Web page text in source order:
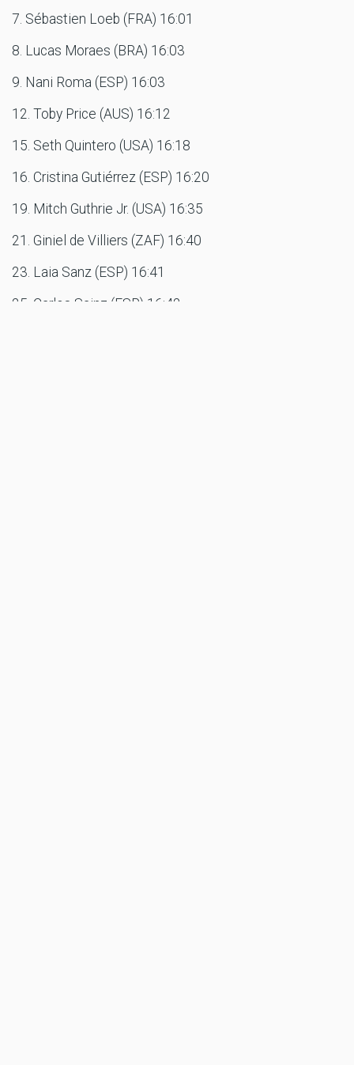
7. Sébastien Loeb (FRA) 16:01
8. Lucas Moraes (BRA) 16:03
9. Nani Roma (ESP) 16:03
12. Toby Price (AUS) 16:12
15. Seth Quintero (USA) 16:18
16. Cristina Gutiérrez (ESP) 16:20
19. Mitch Guthrie Jr. (USA) 16:35
21. Giniel de Villiers (ZAF) 16:40
23. Laia Sanz (ESP) 16:41
25. Carlos Sainz (ESP) 16:42